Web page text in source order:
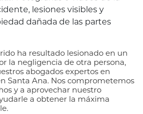
lesiones visibles y
dañada de las partes
ha resultado lesionado en un
la negligencia de otra persona,
abogados expertos en
Santa Ana. Nos comprometemos
y a aprovechar nuestro
a obtener la máxima